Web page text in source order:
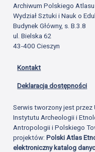
Archiwum Polskiego
Wydział Sztuki i Nauk o
Budynek Główny, s. B.3.8
ul. Bielska 62
43-400 Cieszyn
Kontakt
Deklaracja dostępności
Serwis tworzony jest przez
Instytutu Archeologii i
Antropologii i Polskiego
projektów:Polski Atlas
elektroniczny katalog